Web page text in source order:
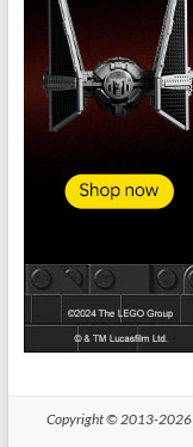
Copyright © 2013-2026